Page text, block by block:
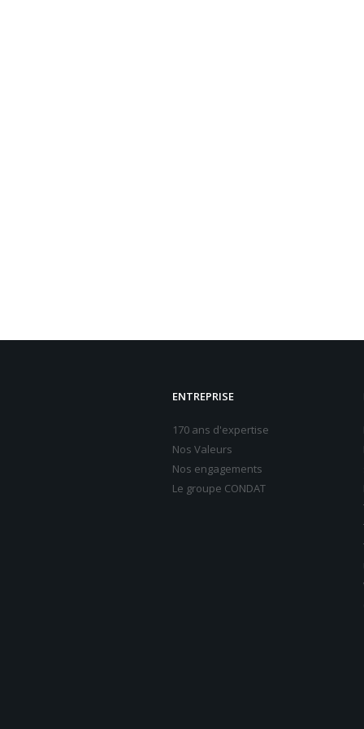
ENTREPRISE
170 ans d'expertise
Nos Valeurs
Nos engagements
Le groupe CONDAT